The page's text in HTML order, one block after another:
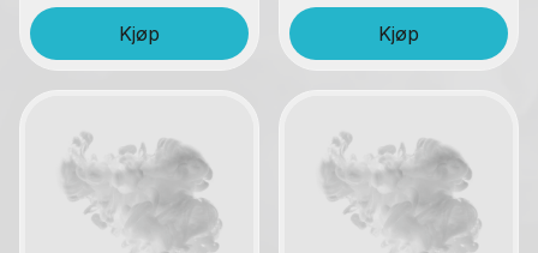
Kjøp Kjøp
Kontakt oss Kontakt oss